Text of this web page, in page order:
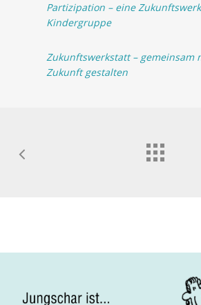
Partizipation – eine
Kindergruppe
Zukunftswerkstatt – gemeinsam
Zukunft gestalten